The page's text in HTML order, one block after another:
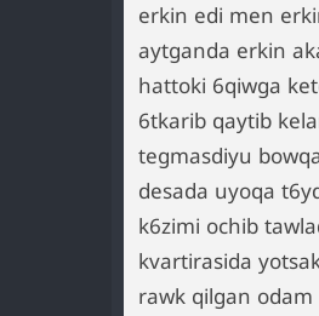
erkin edi men
aytganda erkin
hattoki 6qiwga
6tkarib qaytib
tegmasdiyu
desada uyoqa
k6zimi ochib
kvartirasida
rawk qilgan